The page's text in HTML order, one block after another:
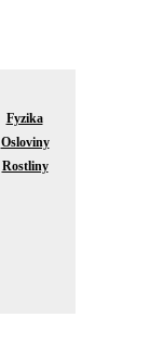
Fyzika
Osloviny
Rostliny